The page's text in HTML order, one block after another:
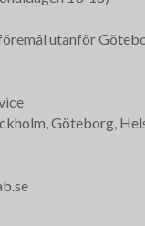
utanför
Göteborg,